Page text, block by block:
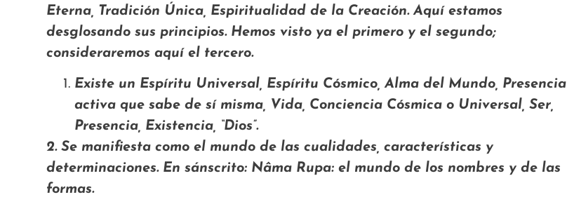
Eterna, Tradición Única, Espiritualidad de la Creación. Aquí estamos
desglosando sus principios. Hemos visto ya el primero y el segundo;
consideraremos aquí el tercero.
Existe un Espíritu Universal, Espíritu Cósmico, Alma del Mundo, Presencia
activa que sabe de sí misma, Vida, Conciencia Cósmica o Universal, Ser,
Presencia, Existencia, “Dios”.
2. Se manifiesta como el mundo de las cualidades, características y
determinaciones. En sánscrito: Nâma Rupa: el mundo de los nombres y de las
formas.